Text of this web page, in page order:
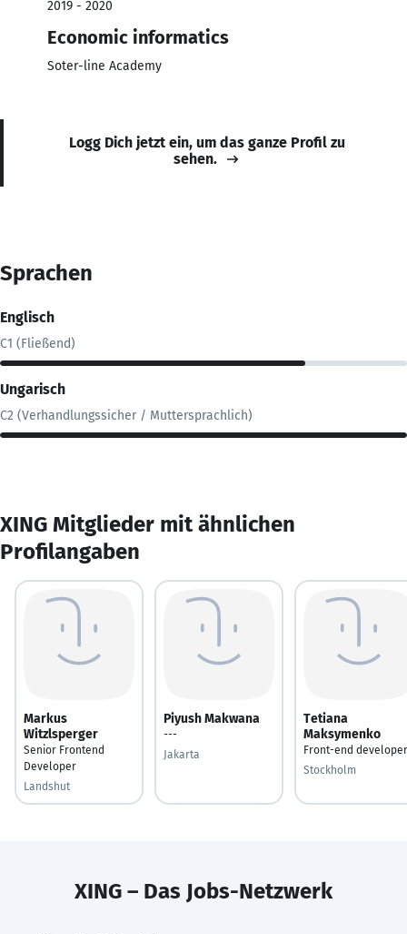
2019 - 2020
Economic informatics
Soter-line Academy
Logg Dich jetzt ein, um das ganze Profil zu
sehen.
Sprachen
Englisch
C1 (Fließend)
Ungarisch
C2 (Verhandlungssicher / Muttersprachlich)
XING Mitglieder mit ähnlichen
Profilangaben
Markus
Witzlsperger
Senior Frontend
Developer
Landshut
Piyush Makwana
---
Jakarta
Tetiana
Maksymenko
Front-end developer
Stockholm
XING – Das Jobs-Netzwerk